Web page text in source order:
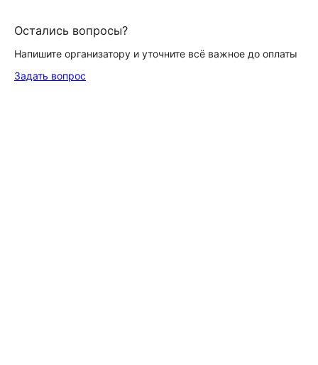
Остались вопросы?
Напишите организатору и уточните всё важное до оплаты
Задать вопрос